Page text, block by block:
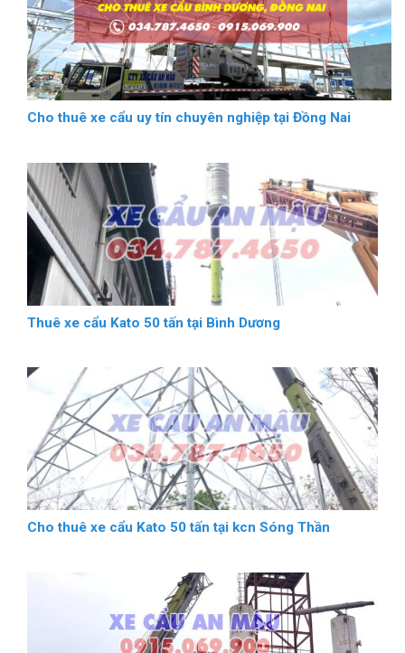
Cho thuê xe cẩu uy tín chuyên nghiệp tại Đồng Nai
Thuê xe cẩu Kato 50 tấn tại Bình Dương
Cho thuê xe cẩu Kato 50 tấn tại kcn Sóng Thần